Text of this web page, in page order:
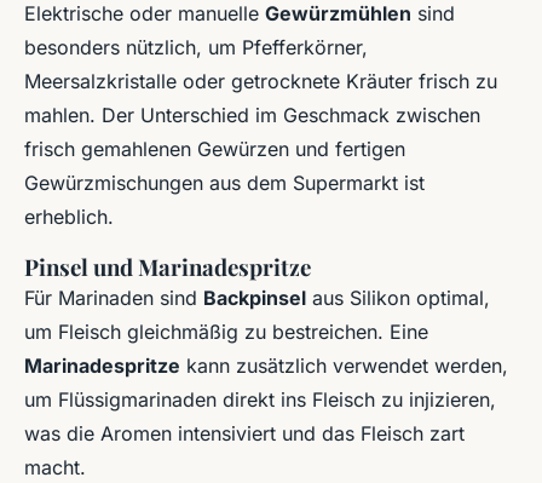
Elektrische oder manuelle Gewürzmühlen sind
besonders nützlich, um Pfefferkörner,
Meersalzkristalle oder getrocknete Kräuter frisch zu
mahlen. Der Unterschied im Geschmack zwischen
frisch gemahlenen Gewürzen und fertigen
Gewürzmischungen aus dem Supermarkt ist
erheblich.
Pinsel und Marinadespritze
Für Marinaden sind Backpinsel aus Silikon optimal,
um Fleisch gleichmäßig zu bestreichen. Eine
Marinadespritze kann zusätzlich verwendet werden,
um Flüssigmarinaden direkt ins Fleisch zu injizieren,
was die Aromen intensiviert und das Fleisch zart
macht.